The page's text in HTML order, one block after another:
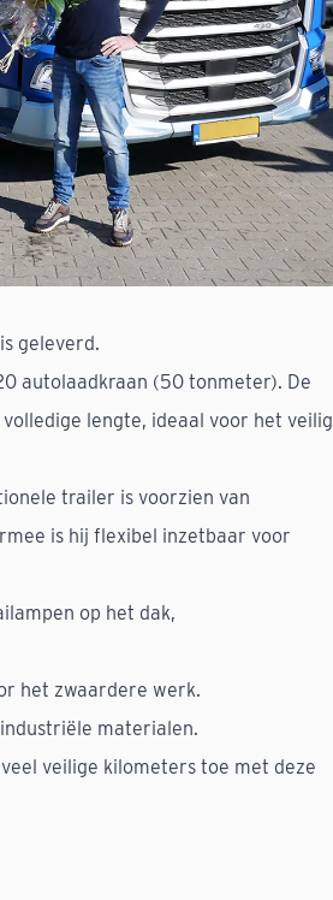
geleverd.
autolaadkraan (50 tonmeter). De
lengte, ideaal voor het veilig
trailer is voorzien van
is hij flexibel inzetbaar voor
op het dak,
het zwaardere werk.
materialen.
veilige kilometers toe met deze